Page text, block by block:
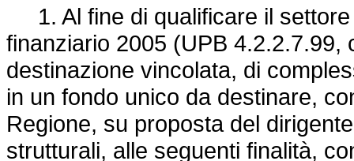
1. Al fine di qualificare il
finanziario 2005 (UPB 4.2.2.7.99,
destinazione vincolata, di
in un fondo unico da destinare,
Regione, su proposta del
strutturali, alle seguenti finalità,